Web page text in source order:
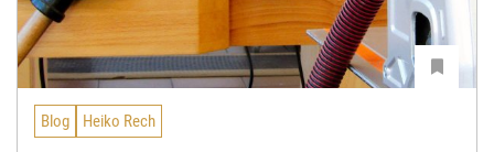
Blog Heiko Rech